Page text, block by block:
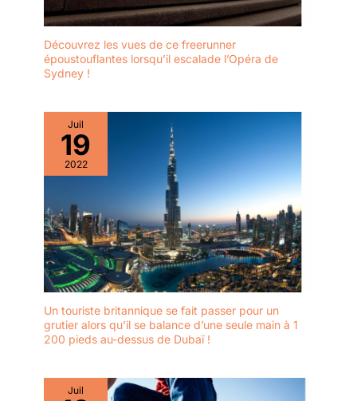
Découvrez les vues de ce freerunner
époustouflantes lorsqu’il escalade l’Opéra de
Sydney !
Juil
19
2022
Un touriste britannique se fait passer pour un
grutier alors qu’il se balance d’une seule main à 1
200 pieds au-dessus de Dubaï !
Juil